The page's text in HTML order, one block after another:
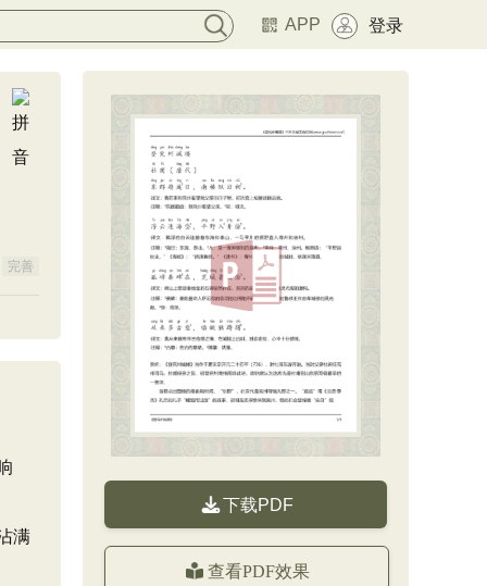
APP 登录
完善
满
下载PDF
查看PDF效果